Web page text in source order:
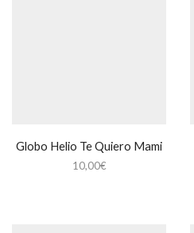
Globo Helio Te Quiero Mami
10,00€